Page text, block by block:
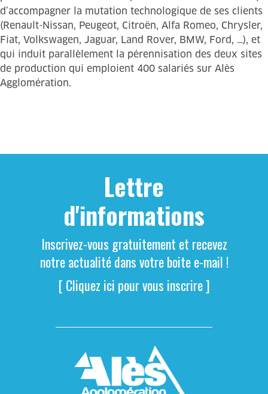
d’accompagner la mutation technologique de ses clients
(Renault-Nissan, Peugeot, Citroën, Alfa Romeo, Chrysler,
Fiat, Volkswagen, Jaguar, Land Rover, BMW, Ford, …), et
qui induit parallèlement la pérennisation des deux sites
de production qui emploient 400 salariés sur Alès
Agglomération.
Lettre
d'informations
Inscrivez-vous gratuitement et recevez
notre actualité dans votre boite e-mail !
[ Cliquez ici pour vous inscrire ]